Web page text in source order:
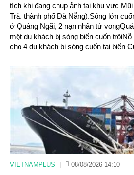
tích khi đang chụp ảnh tại khu vực
Trà, thành phố Đà Nẵng).Sóng lớn
ở Quảng Ngãi, 2 nạn nhân tử
một du khách bị sóng biển cuốn
cho 4 du khách bị sóng cuốn tại biển
VIETNAMPLUS 08/08/2026 14:10